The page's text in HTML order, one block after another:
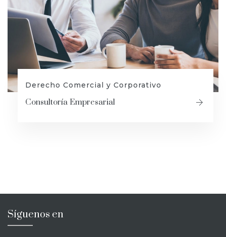
Derecho Comercial y Corporativo
Consultoría Empresarial
Síguenos en